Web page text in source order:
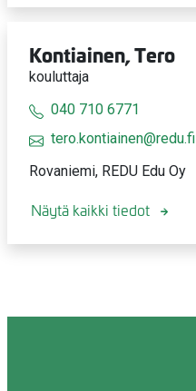
Kontiainen, Tero
kouluttaja
040 710 6771
tero.kontiainen@redu.fi
Rovaniemi, REDU Edu Oy
Näytä kaikki tiedot